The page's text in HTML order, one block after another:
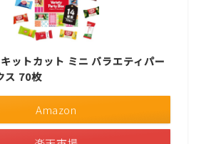
キットカット ミニ バラエティパー
ス 70枚
Amazon